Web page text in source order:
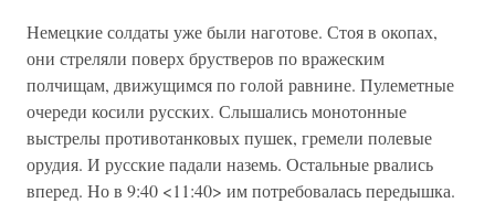
Немецкие солдаты уже были наготове. Стоя в окопах,
они стреляли поверх брустверов по вражеским
полчищам, движущимся по голой равнине. Пулеметные
очереди косили русских. Слышались монотонные
выстрелы противотанковых пушек, гремели полевые
орудия. И русские падали наземь. Остальные рвались
вперед. Но в 9:40 <11:40> им потребовалась передышка.